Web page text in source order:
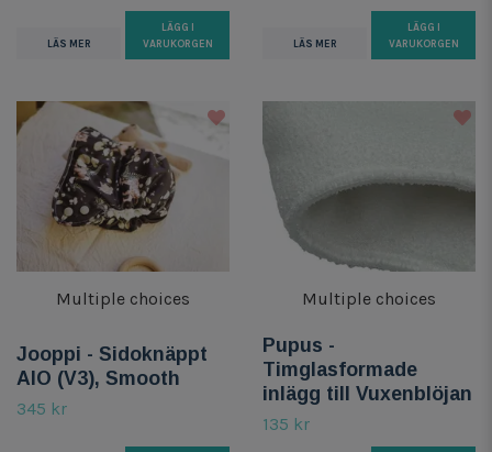
LÄS MER
LÄGG I
VARUKORGEN
LÄS MER
LÄGG I
VARUKORGEN
Multiple choices
Jooppi - Sidoknäppt
AIO (V3), Smooth
345 kr
Multiple choices
Pupus -
Timglasformade
inlägg till Vuxenblöjan
135 kr